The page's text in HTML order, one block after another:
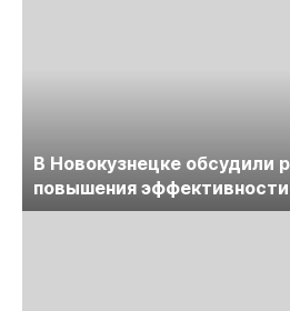
В Новокузнецке обсудили
повышения
предприятий